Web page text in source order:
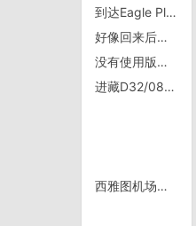
到达Eagle Plains，骑行育空北极圈
好像回来后没有写过
没有使用版本控制的黑暗时代——版本控制心得
进藏D32/0820, 五道梁、风火山口、不冻泉、沱沱河
西雅图机场转机